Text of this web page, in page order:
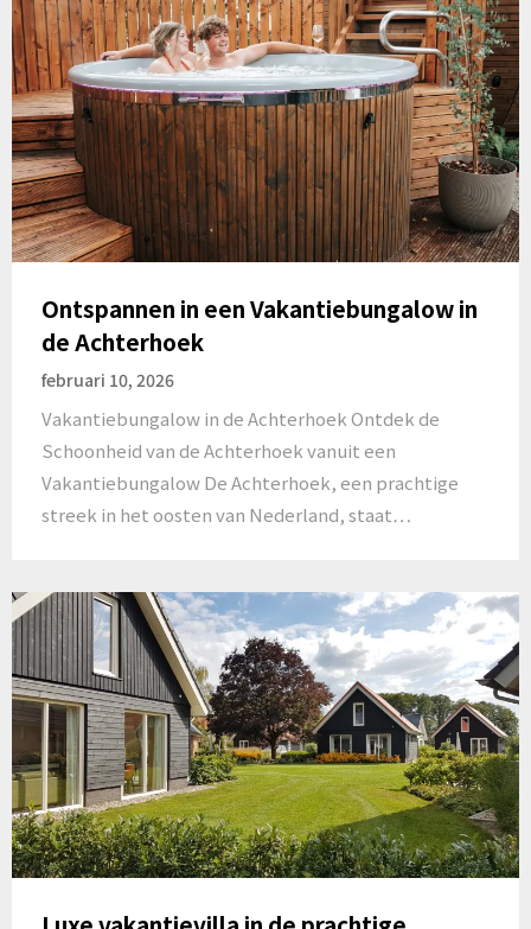
Ontspannen in een Vakantiebungalow in
de Achterhoek
februari 10, 2026
Vakantiebungalow in de Achterhoek Ontdek de
Schoonheid van de Achterhoek vanuit een
Vakantiebungalow De Achterhoek, een prachtige
streek in het oosten van Nederland, staat…